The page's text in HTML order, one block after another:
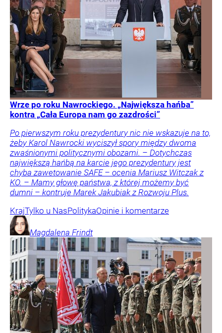
Wrze po roku Nawrockiego. „Największa hańba”
kontra „Cała Europa nam go zazdrości”
Po pierwszym roku prezydentury nic nie wskazuje na to,
żeby Karol Nawrocki wyciszył spory między dwoma
zwaśnionymi politycznymi obozami. – Dotychczas
największą hańbą na karcie jego prezydentury jest
chyba zawetowanie SAFE – ocenia Mariusz Witczak z
KO. – Mamy głowę państwa, z której możemy być
dumni – kontruje Marek Jakubiak z Rozwoju Plus.
KrajTylko u NasPolitykaOpinie i komentarze
Magdalena Frindt